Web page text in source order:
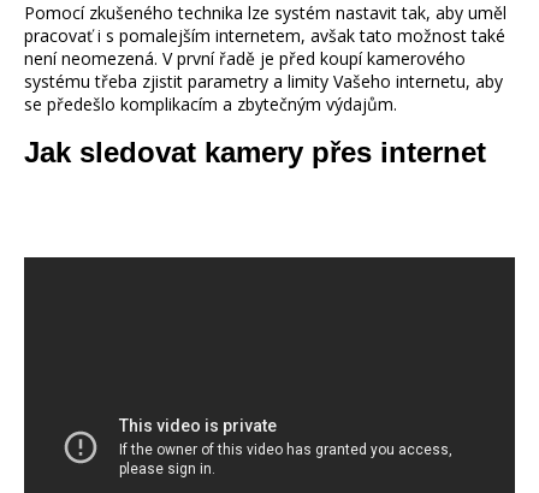
Pomocí zkušeného technika lze systém nastavit tak, aby uměl
pracovať i s pomalejším internetem, avšak tato možnost také
není neomezená. V první řadě je před koupí kamerového
systému třeba zjistit parametry a limity Vašeho internetu, aby
se předešlo komplikacím a zbytečným výdajům.
Jak sledovat kamery přes internet